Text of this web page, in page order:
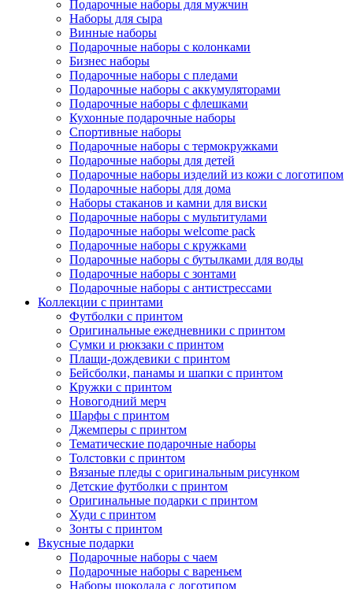
Подарочные наборы для мужчин
Наборы для сыра
Винные наборы
Подарочные наборы с колонками
Бизнес наборы
Подарочные наборы с пледами
Подарочные наборы с аккумуляторами
Подарочные наборы с флешками
Кухонные подарочные наборы
Спортивные наборы
Подарочные наборы с термокружками
Подарочные наборы для детей
Подарочные наборы изделий из кожи с логотипом
Подарочные наборы для дома
Наборы стаканов и камни для виски
Подарочные наборы с мультитулами
Подарочные наборы welcome pack
Подарочные наборы с кружками
Подарочные наборы с бутылками для воды
Подарочные наборы с зонтами
Подарочные наборы с антистрессами
Коллекции с принтами
Футболки с принтом
Оригинальные ежедневники с принтом
Сумки и рюкзаки с принтом
Плащи-дождевики с принтом
Бейсболки, панамы и шапки с принтом
Кружки с принтом
Новогодний мерч
Шарфы с принтом
Джемперы с принтом
Тематические подарочные наборы
Толстовки с принтом
Вязаные пледы с оригинальным рисунком
Детские футболки с принтом
Оригинальные подарки с принтом
Худи с принтом
Зонты с принтом
Вкусные подарки
Подарочные наборы с чаем
Подарочные наборы с вареньем
Наборы шоколада с логотипом